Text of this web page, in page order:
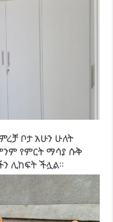
ቦታ አሁን ሁለት
የምርት ማሳያ ሱቅ
ሊከፍት ችሏል።